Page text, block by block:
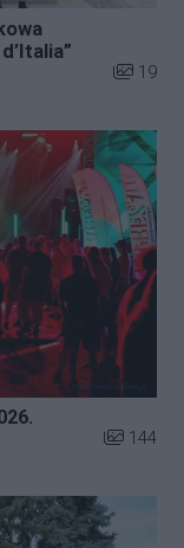
Liczba
19
Liczba
144